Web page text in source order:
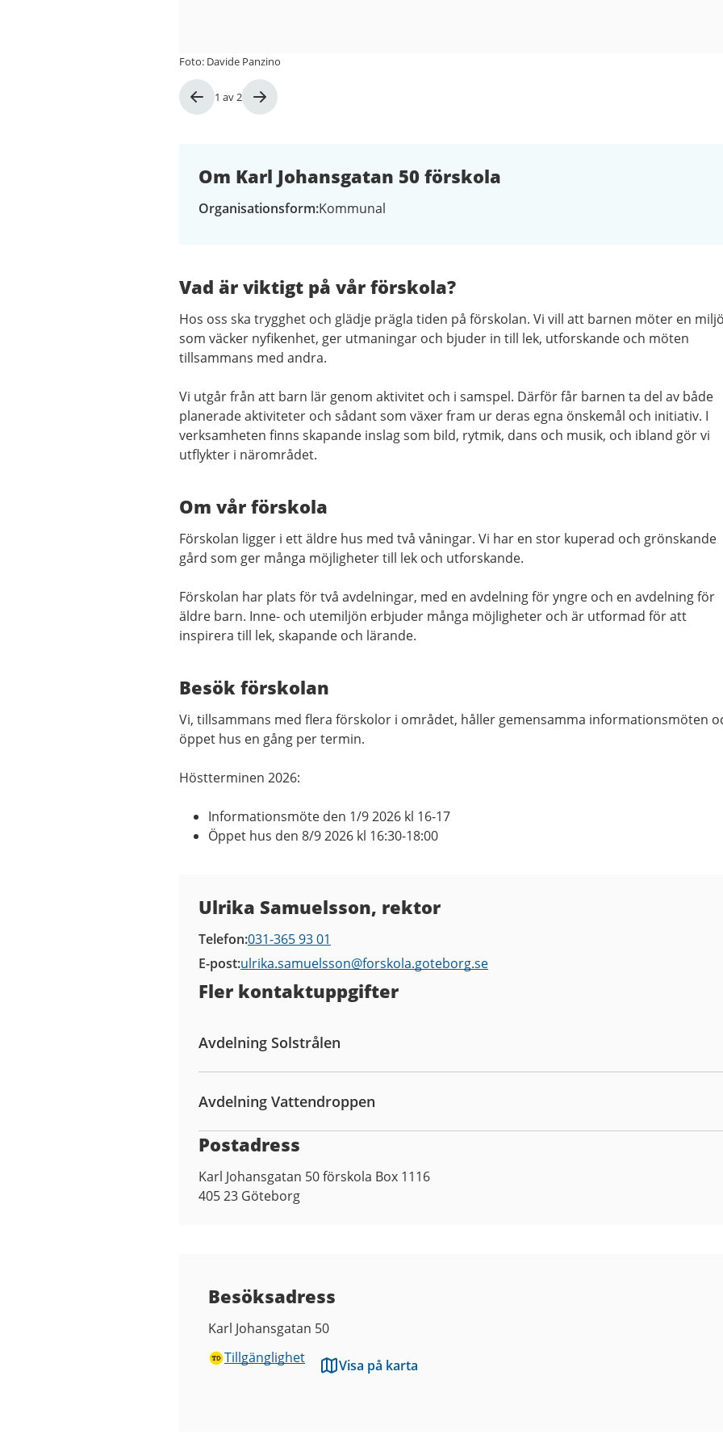
Bild
1 av2
Foto: Davide Panzino
Om Karl Johansgatan 50 förskola
Organisationsform Kommunal
Vad är viktigt på vår förskola?
Hos oss ska trygghet och glädje prägla tiden på förskolan. Vi vill att barnen möter en
som väcker nyfikenhet, ger utmaningar och bjuder in till lek, utforskande och möten
tillsammans med andra.
Vi utgår från att barn lär genom aktivitet och i samspel. Därför får barnen ta del av både
planerade aktiviteter och sådant som växer fram ur deras egna önskemål och initiativ. I
verksamheten finns skapande inslag som bild, rytmik, dans och musik, och ibland gör vi
utflykter i närområdet.
Om vår förskola
Förskolan ligger i ett äldre hus med två våningar. Vi har en stor kuperad och grönskande
gård som ger många möjligheter till lek och utforskande.
Förskolan har plats för två avdelningar, med en avdelning för yngre och en avdelning för
äldre barn. Inne- och utemiljön erbjuder många möjligheter och är utformad för att
inspirera till lek, skapande och lärande.
Besök förskolan
Vi, tillsammans med flera förskolor i området, håller gemensamma informationsmöten
öppet hus en gång per termin.
Höstterminen 2026:
Informationsmöte den 1/9 2026 kl 16-17
Öppet hus den 8/9 2026 kl 16:30-18:00
Ulrika Samuelsson, rektor
Telefon 031-365 93 01
E-post ulrika.samuelsson@forskola.goteborg.se
Fler kontaktuppgifter
Avdelning Solstrålen
Avdelning Vattendroppen
Postadress
Karl Johansgatan 50 förskola Box 1116
405 23 Göteborg
Besöksadress
Karl Johansgatan 50
Tillgänglighet
Visa på karta